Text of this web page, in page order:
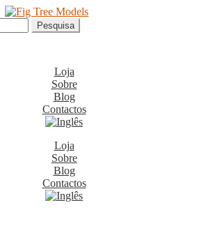
Pesquisa
Loja
Sobre
Blog
Contactos
Loja
Sobre
Blog
Contactos